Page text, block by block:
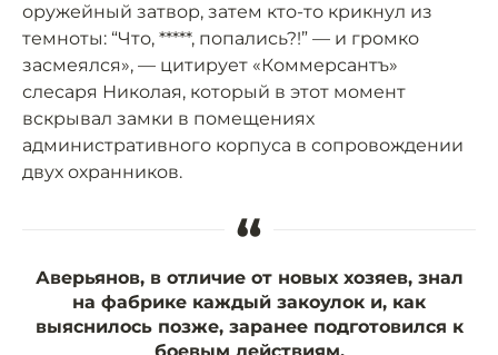
оружейный затвор, затем кто-то крикнул из
темноты: “Что, *****, попались?!” — и громко
засмеялся», — цитирует «Коммерсантъ»
слесаря Николая, который в этот момент
вскрывал замки в помещениях
административного корпуса в сопровождении
двух охранников.
“
Аверьянов, в отличие от новых хозяев, знал
на фабрике каждый закоулок и, как
выяснилось позже, заранее подготовился к